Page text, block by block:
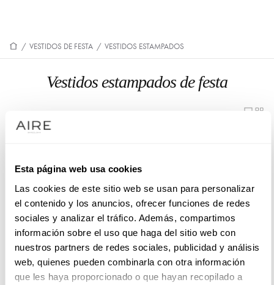
Esta página web usa cookies
Las cookies de este sitio web se usan para personalizar
el contenido y los anuncios, ofrecer funciones de redes
sociales y analizar el tráfico. Además, compartimos
información sobre el uso que haga del sitio web con
nuestros partners de redes sociales, publicidad y análisis
web, quienes pueden combinarla con otra información
que les haya proporcionado o que hayan recopilado a
/ VESTIDOS DE FESTA / VESTIDOS ESTAMPADOS
Vestidos estampados de festa